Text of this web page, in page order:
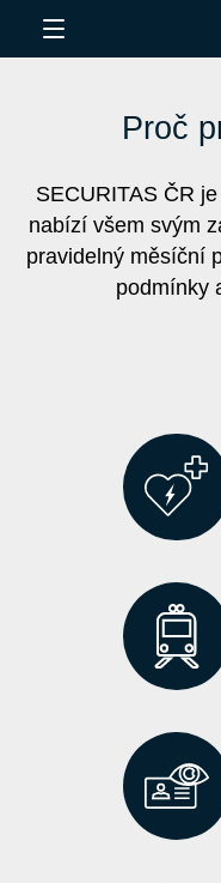
Proč
SECURITAS ČR
nabízí všem svým
pravidelný měsíční
podmínky